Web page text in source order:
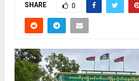
SHARE 0